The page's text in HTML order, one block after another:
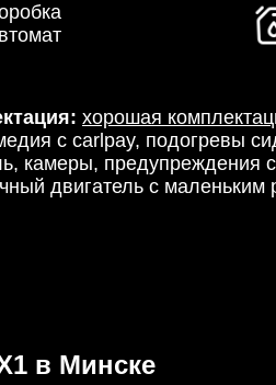
хорошая
с carlpay, подогревы
камеры, предупреждения
двигатель с маленьким
в Минске